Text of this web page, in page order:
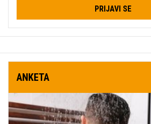
PRIJAVI SE
ANKETA